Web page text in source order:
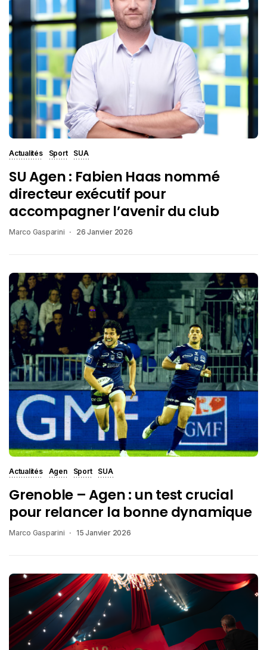
Actualités Sport SUA
SU Agen : Fabien Haas nommé
directeur exécutif pour
accompagner l’avenir du club
Marco Gasparini 26 Janvier 2026
Actualités Agen Sport SUA
Grenoble – Agen : un test crucial
pour relancer la bonne dynamique
Marco Gasparini 15 Janvier 2026